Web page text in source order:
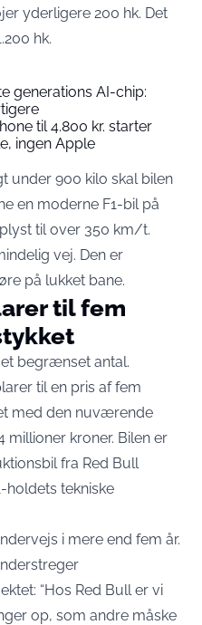
yderligere 200 hk. Det
hk.
generations AI-chip:
til 4.800 kr. starter
ingen Apple
under 900 kilo skal bilen
en moderne F1-bil på
til over 350 km/t.
vej. Den er
på lukket bane.
til fem
begrænset antal.
til en pris af fem
med den nuværende
millioner kroner. Bilen er
fra Red Bull
holdets tekniske
i mere end fem år.
“Hos Red Bull er vi
op, som andre måske